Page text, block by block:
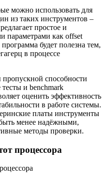
можно использовать для
из таких инструментов –
простое и
параметрами как offset
будет полезна тем,
в процессе
способности
и benchmark
оценить эффективность
в работе системы.
платы инструменты
менее надёжными,
методы проверки.
процессора